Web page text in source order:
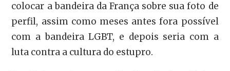
colocar a bandeira da França sobre sua foto de
perfil, assim como meses antes fora possível
com a bandeira LGBT, e depois seria com a
luta contra a cultura do estupro.